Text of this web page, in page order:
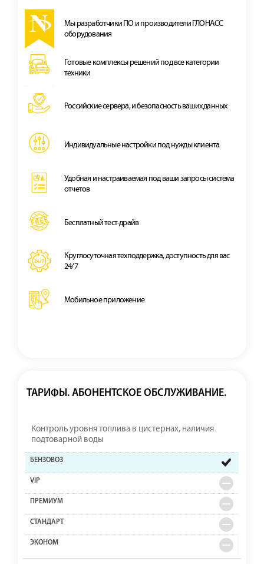
Мы разработчики ПО и производители ГЛОНАСС
оборудования
Готовые комплексы решений под все категории
техники
Российские сервера, и безопасность ваших данных
Индивидуальные настройки под нужды клиента
Удобная и наcтраиваемая под ваши запросы система
отчетов
Бесплатный тест-драйв
Круглосуточная техподдержка, доступность для вас
24/7
Мобильное приложение
ТАРИФЫ. АБОНЕНТСКОЕ ОБСЛУЖИВАНИЕ.
Контроль уровня топлива в цистернах, наличия
подтоварной воды